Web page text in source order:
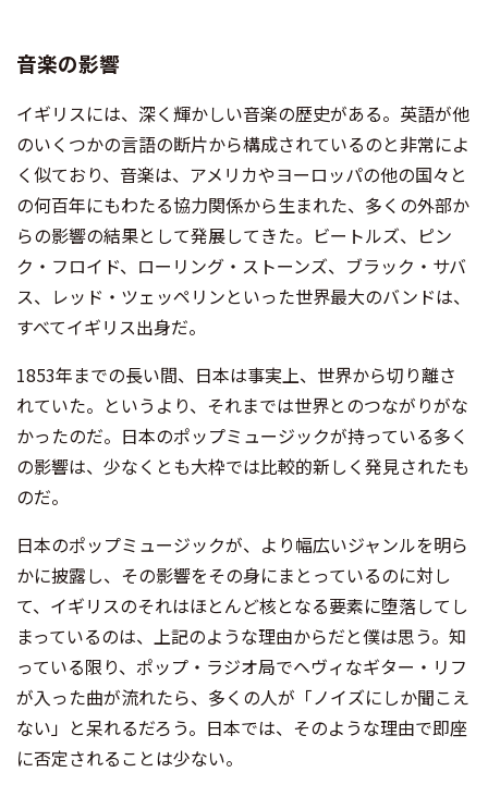
音楽の影響
イギリスには、深く輝かしい音楽の歴史がある。英語が他
のいくつかの言語の断片から構成されているのと非常によ
く似ており、音楽は、アメリカやヨーロッパの他の国々と
の何百年にもわたる協力関係から生まれた、多くの外部か
らの影響の結果として発展してきた。ビートルズ、ピン
ク・フロイド、ローリング・ストーンズ、ブラック・サバ
ス、レッド・ツェッペリンといった世界最大のバンドは、
すべてイギリス出身だ。
1853年までの長い間、日本は事実上、世界から切り離さ
れていた。というより、それまでは世界とのつながりがな
かったのだ。日本のポップミュージックが持っている多く
の影響は、少なくとも大枠では比較的新しく発見されたも
のだ。
日本のポップミュージックが、より幅広いジャンルを明ら
かに披露し、その影響をその身にまとっているのに対し
て、イギリスのそれはほとんど核となる要素に堕落してし
まっているのは、上記のような理由からだと僕は思う。知
っている限り、ポップ・ラジオ局でヘヴィなギター・リフ
が入った曲が流れたら、多くの人が「ノイズにしか聞こえ
ない」と呆れるだろう。日本では、そのような理由で即座
に否定されることは少ない。